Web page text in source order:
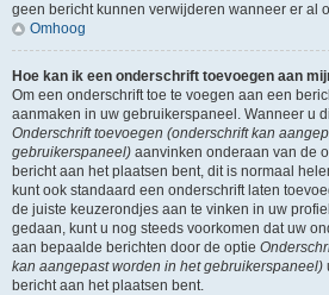
geen bericht kunnen verwijderen wanneer er al
Omhoog
Hoe kan ik een onderschrift toevoegen aan
Om een onderschrift toe te voegen aan een
aanmaken in uw gebruikerspaneel. Wanneer u
Onderschrift toevoegen (onderschrift kan
gebruikerspaneel) aanvinken onderaan van de
bericht aan het plaatsen bent, dit is normaal
kunt ook standaard een onderschrift laten
de juiste keuzerondjes aan te vinken in uw
gedaan, kunt u nog steeds voorkomen dat uw
aan bepaalde berichten door de optie
kan aangepast worden in het gebruikerspaneel)
bericht aan het plaatsen bent.